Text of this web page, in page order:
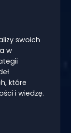
swoich
w
które
i wiedzę.